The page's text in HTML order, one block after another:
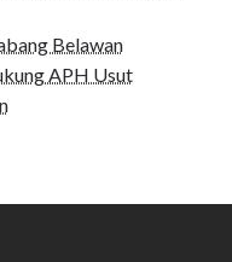
Belawan
APH Usut